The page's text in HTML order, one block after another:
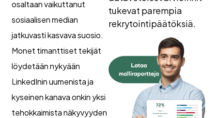
osaltaan vaikuttanut
sosiaalisen median
jatkuvasti kasvava suosio.
Monet timanttiset tekijät
löydetään nykyään
LinkedInin uumenista ja
kyseinen kanava onkin yksi
tehokkaimista näkyvyyden
tukevat parempia
rekrytointipäätöksiä.